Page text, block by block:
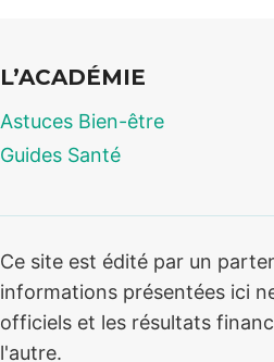
L’ACADÉMIE
Astuces Bien-être
Guides Santé
Ce site est édité par un
informations présentées ici
officiels et les résultats
l'autre.